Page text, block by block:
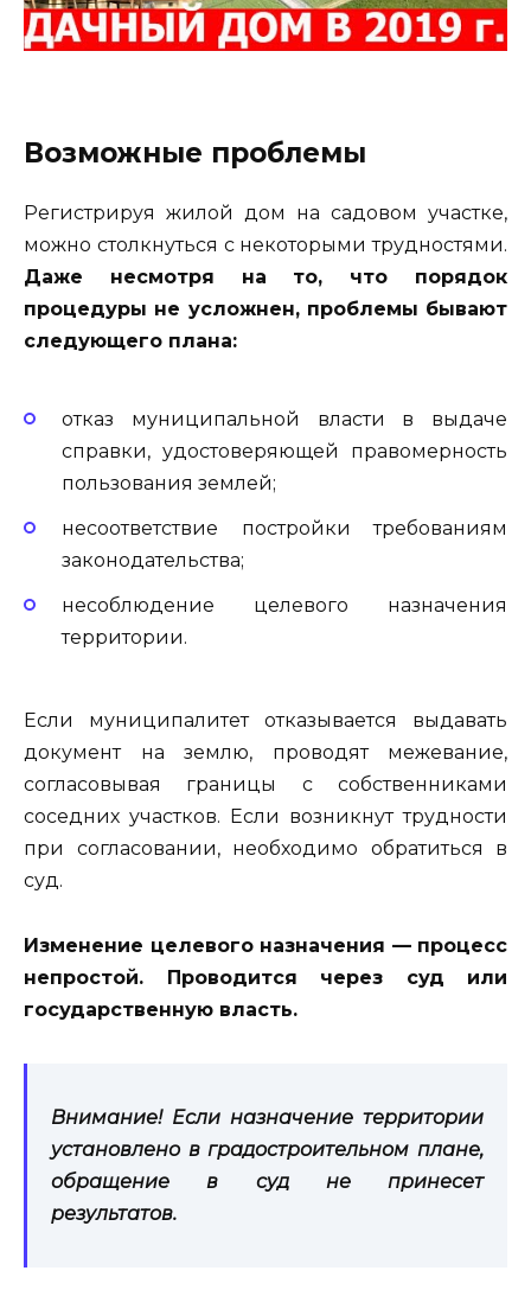
Возможные проблемы
Регистрируя жилой дом на садовом участке,
можно столкнуться с некоторыми трудностями.
Даже несмотря на то, что порядок
процедуры не усложнен, проблемы бывают
следующего плана:
отказ муниципальной власти в выдаче
справки, удостоверяющей правомерность
пользования землей;
несоответствие постройки требованиям
законодательства;
несоблюдение целевого назначения
территории.
Если муниципалитет отказывается выдавать
документ на землю, проводят межевание,
согласовывая границы с собственниками
соседних участков. Если возникнут трудности
при согласовании, необходимо обратиться в
суд.
Изменение целевого назначения — процесс
непростой. Проводится через суд или
государственную власть.
Внимание! Если назначение территории
установлено в градостроительном плане,
обращение в суд не принесет
результатов.